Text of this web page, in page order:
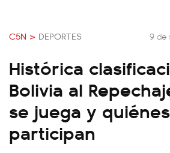
C5N > DEPORTES 9 de
Histórica
Bolivia al
se juega y quiénes
participan